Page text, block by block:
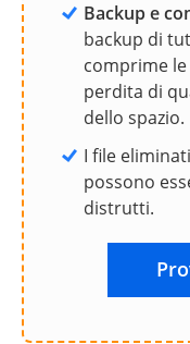
Backup e
backup di
comprime
perdita di
dello spazio.
I file
possono
distrutti.